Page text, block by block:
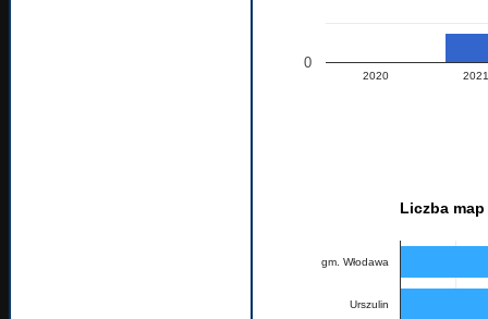
2020
0
Liczba
gm. Włodawa
Urszulin